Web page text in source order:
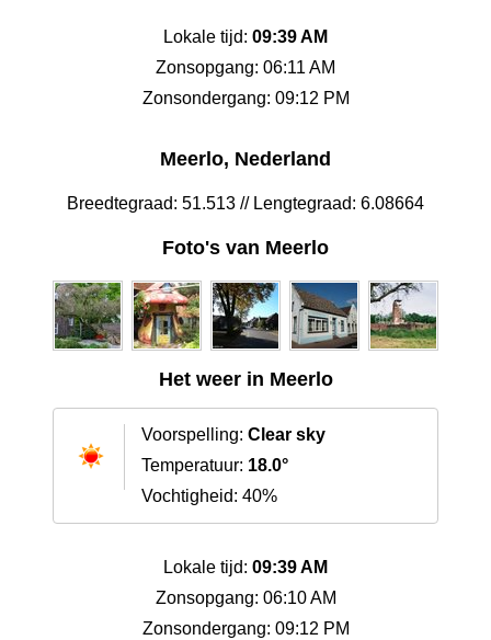
Lokale tijd: 09:39 AM
Zonsopgang: 06:11 AM
Zonsondergang: 09:12 PM
Meerlo, Nederland
Breedtegraad: 51.513 // Lengtegraad: 6.08664
Foto's van Meerlo
Het weer in Meerlo
Voorspelling: Clear sky
Temperatuur: 18.0°
Vochtigheid: 40%
Lokale tijd: 09:39 AM
Zonsopgang: 06:10 AM
Zonsondergang: 09:12 PM